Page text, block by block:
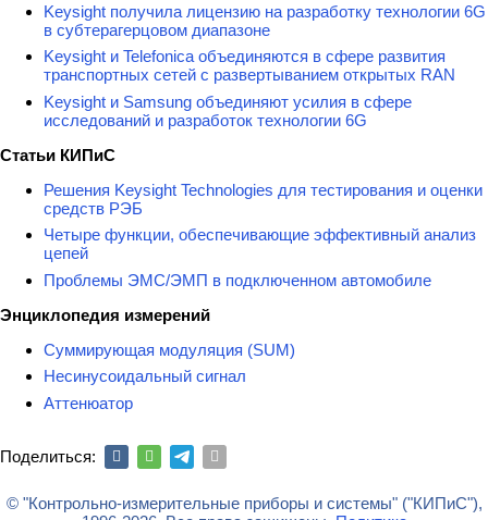
Keysight получила лицензию на разработку технологии 6G
в субтерагерцовом диапазоне
Keysight и Telefonica объединяются в сфере развития
транспортных сетей с развертыванием открытых RAN
Keysight и Samsung объединяют усилия в сфере
исследований и разработок технологии 6G
Статьи КИПиС
Решения Keysight Technologies для тестирования и оценки
средств РЭБ
Четыре функции, обеспечивающие эффективный анализ
цепей
Проблемы ЭМС/ЭМП в подключенном автомобиле
Энциклопедия измерений
Суммирующая модуляция (SUM)
Несинусоидальный сигнал
Аттенюатор
Поделиться:
© "Контрольно-измерительные приборы и системы" ("КИПиС"),